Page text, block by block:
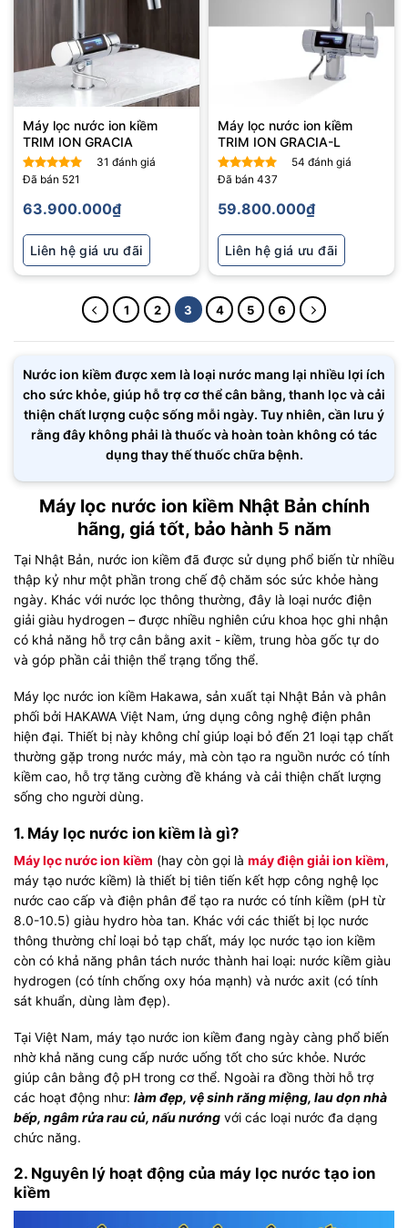
Máy lọc nước ion kiềm
TRIM ION GRACIA
Được xếp
sao
31 đánh giá
Đã bán 521
63.900.000₫
Liên hệ giá ưu đãi
Máy lọc nước ion kiềm
TRIM ION GRACIA-L
Được xếp
sao
54 đánh giá
Đã bán 437
59.800.000₫
Liên hệ giá ưu đãi
1 2 3 4 5 6
Nước ion kiềm được xem là loại nước mang lại nhiều lợi ích
cho sức khỏe, giúp hỗ trợ cơ thể cân bằng, thanh lọc và cải
thiện chất lượng cuộc sống mỗi ngày. Tuy nhiên, cần lưu ý
rằng đây không phải là thuốc và hoàn toàn không có tác
dụng thay thế thuốc chữa bệnh.
Máy lọc nước ion kiềm Nhật Bản chính
hãng, giá tốt, bảo hành 5 năm
Tại Nhật Bản, nước ion kiềm đã được sử dụng phổ biến từ nhiều
thập kỷ như một phần trong chế độ chăm sóc sức khỏe hàng
ngày. Khác với nước lọc thông thường, đây là loại nước điện
giải giàu hydrogen – được nhiều nghiên cứu khoa học ghi nhận
có khả năng hỗ trợ cân bằng axit - kiềm, trung hòa gốc tự do
và góp phần cải thiện thể trạng tổng thể.
Máy lọc nước ion kiềm Hakawa, sản xuất tại Nhật Bản và phân
phối bởi HAKAWA Việt Nam, ứng dụng công nghệ điện phân
hiện đại. Thiết bị này không chỉ giúp loại bỏ đến 21 loại tạp chất
thường gặp trong nước máy, mà còn tạo ra nguồn nước có tính
kiềm cao, hỗ trợ tăng cường đề kháng và cải thiện chất lượng
sống cho người dùng.
1. Máy lọc nước ion kiềm là gì?
Máy lọc nước ion kiềm (hay còn gọi là máy điện giải ion kiềm,
máy tạo nước kiềm) là thiết bị tiên tiến kết hợp công nghệ lọc
nước cao cấp và điện phân để tạo ra nước có tính kiềm (pH từ
8.0-10.5) giàu hydro hòa tan. Khác với các thiết bị lọc nước
thông thường chỉ loại bỏ tạp chất, máy lọc nước tạo ion kiềm
còn có khả năng phân tách nước thành hai loại: nước kiềm giàu
hydrogen (có tính chống oxy hóa mạnh) và nước axit (có tính
sát khuẩn, dùng làm đẹp).
Tại Việt Nam, máy tạo nước ion kiềm đang ngày càng phổ biến
nhờ khả năng cung cấp nước uống tốt cho sức khỏe. Nước
giúp cân bằng độ pH trong cơ thể. Ngoài ra đồng thời hỗ trợ
các hoạt động như: làm đẹp, vệ sinh răng miệng, lau dọn nhà
bếp, ngâm rửa rau củ, nấu nướng với các loại nước đa dạng
chức năng.
2. Nguyên lý hoạt động của máy lọc nước tạo ion
kiềm